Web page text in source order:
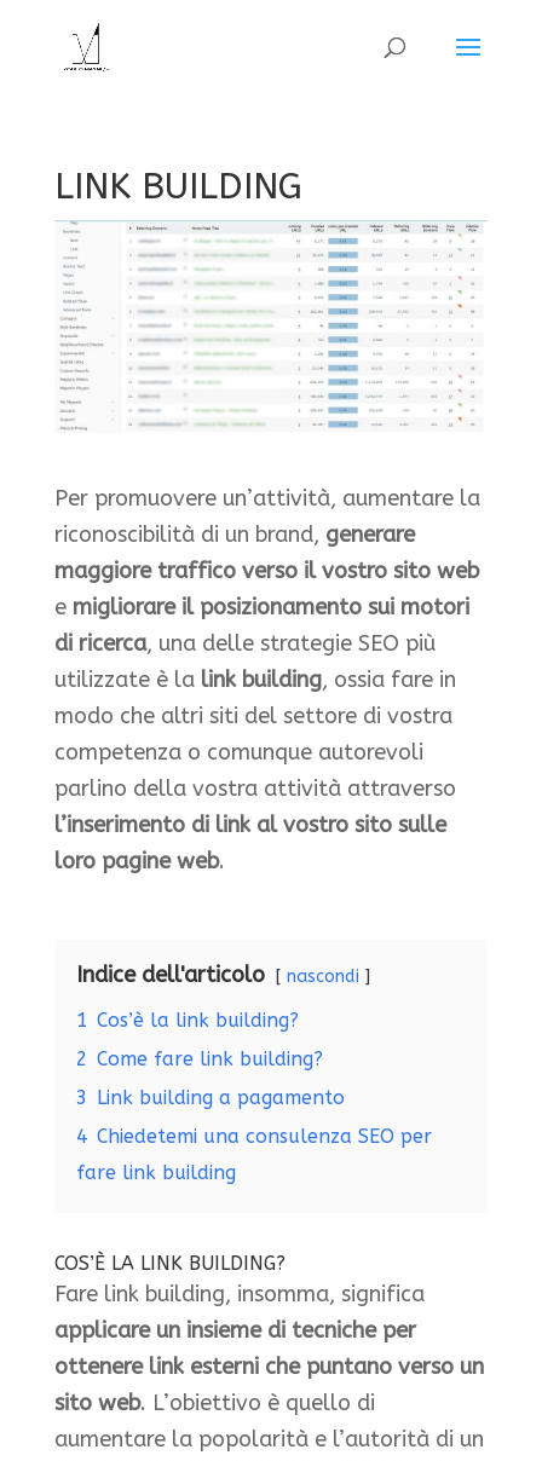
LINK BUILDING
Per promuovere un’attività, aumentare la
riconoscibilità di un brand, generare
maggiore traffico verso il vostro sito web
e migliorare il posizionamento sui motori
di ricerca, una delle strategie SEO più
utilizzate è la link building, ossia fare in
modo che altri siti del settore di vostra
competenza o comunque autorevoli
parlino della vostra attività attraverso
l’inserimento di link al vostro sito sulle
loro pagine web.
Indice dell'articolo nascondi
1 Cos’è la link building?
2 Come fare link building?
3
Link building a pagamento
4 Chiedetemi una consulenza SEO per
fare link building
COS’È LA LINK BUILDING?
Fare link building, insomma, significa
applicare un insieme di tecniche per
ottenere link esterni che puntano verso un
sito web. L’obiettivo è quello di
aumentare la popolarità e l’autorità di un